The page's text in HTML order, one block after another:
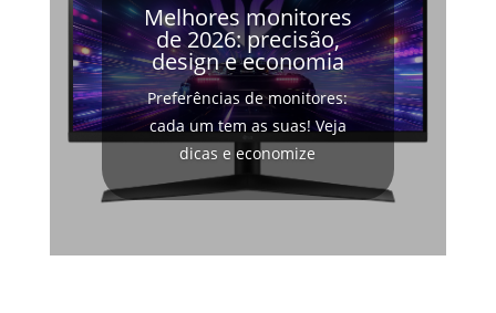
Melhores monitores
de 2026: precisão,
design e economia
Preferências de monitores:
cada um tem as suas! Veja
dicas e economize